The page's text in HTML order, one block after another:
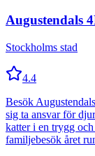
Augustendals
Stockholms stad
4.4
Besök
sig ta ansvar för
katter i en trygg
familjebesök året